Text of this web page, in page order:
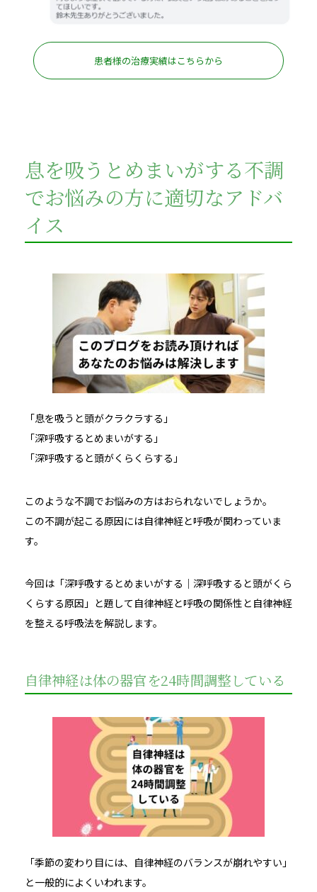
患者様の治療実績はこちらから
息を吸うとめまいがする不調
でお悩みの方に適切なアドバ
イス
「息を吸うと頭がクラクラする」
「深呼吸するとめまいがする」
「深呼吸すると頭がくらくらする」
このような不調でお悩みの方はおられないでしょうか。
この不調が起こる原因には自律神経と呼吸が関わっていま
す。
今回は「深呼吸するとめまいがする｜深呼吸すると頭がくら
くらする原因」と題して自律神経と呼吸の関係性と自律神経
を整える呼吸法を解説します。
自律神経は体の器官を24時間調整している
「季節の変わり目には、自律神経のバランスが崩れやすい」
と一般的によくいわれます。